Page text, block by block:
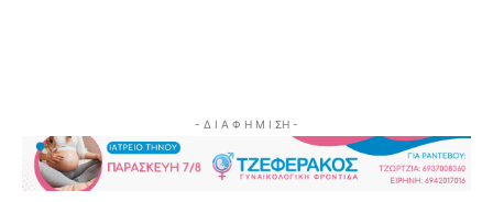
- Δ Ι Α Φ Η Μ Ι ΣΗ -